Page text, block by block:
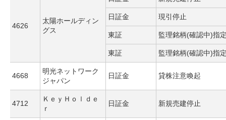
4626
太陽ホールディン
グス
日証金 現引停止
東証 監理銘柄(確認中)指
東証 監理銘柄(確認中)指
4668
明光ネットワーク
ジャパン
日証金 貸株注意喚起
4712
ＫｅｙＨｏｌｄｅ
ｒ
日証金 新規売建停止